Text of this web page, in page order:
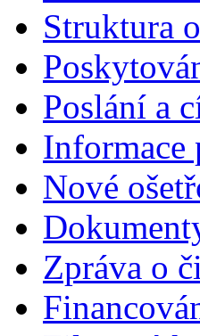
Struktura
Poslání a
Informace
Nové
Zpráva o